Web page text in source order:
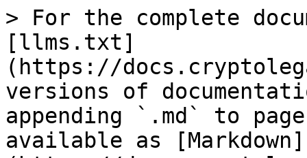
> For the complete
[llms.txt]
(https://
versions of
appending `.md` to
available as [Markdown]